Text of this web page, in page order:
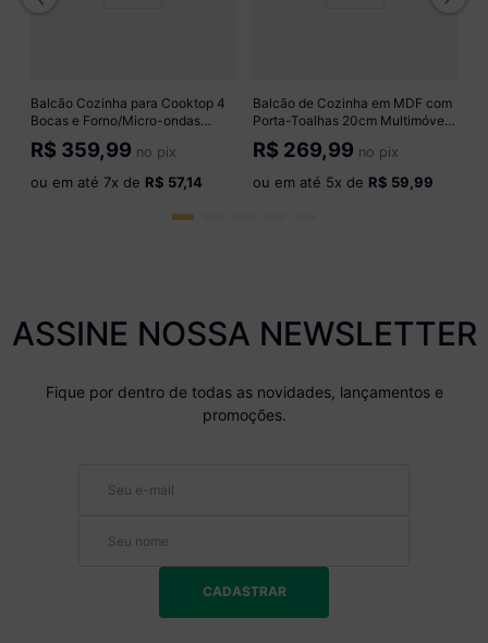
Balcão Cozinha para Cooktop 4
Bocas e Forno/Micro-ondas
75cm 1 Porta Multimóveis
CR20499 Amêndoa/Mármore
R$ 359,99 no pix
ou em até 7x de R$ 57,14
Balcão de Cozinha em MDF com
Porta-Toalhas 20cm Multimóveis
CR20430 Branco
R$ 269,99 no pix
ou em até 5x de R$ 59,99
ASSINE NOSSA NEWSLETTER
Fique por dentro de todas as novidades, lançamentos e
promoções.
CADASTRAR